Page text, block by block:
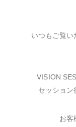
いつもご覧い
VISION
セッション
お客